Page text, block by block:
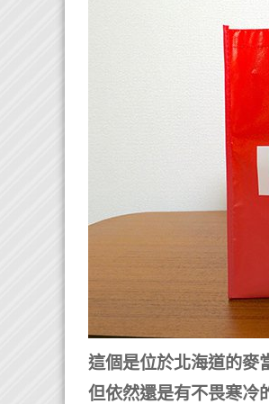
這個是位於北海道的麥
但依然還是有不畏寒冷